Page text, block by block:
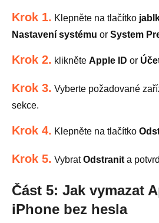
Krok 1. Klepněte na tlačítko
Nastavení systému or System
Krok 2. klikněte Apple ID or
Krok 3. Vyberte požadované
sekce.
Krok 4. Klepněte na tlačítko
Krok 5. VybratOdstranit a
Část 5: Jak vymazat
iPhone bez hesla